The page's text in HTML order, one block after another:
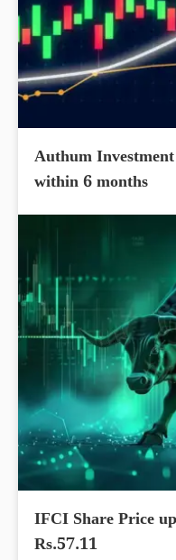
Authum
within 6 months
IFCI Share Price
Rs.57.11